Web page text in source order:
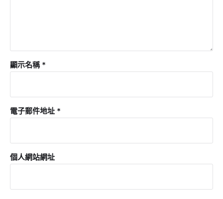
顯示名稱 *
電子郵件地址 *
個人網站網址